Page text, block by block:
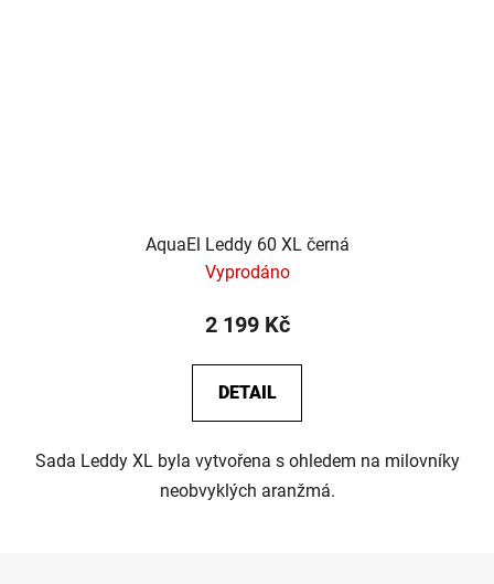
AquaEl Leddy 60 XL černá
Vyprodáno
2 199 Kč
DETAIL
Sada Leddy XL byla vytvořena s ohledem na milovníky
neobvyklých aranžmá.